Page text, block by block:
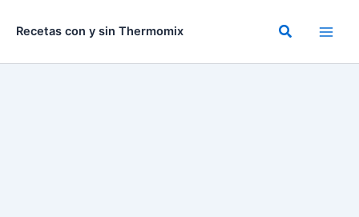
Recetas con y sin Thermomix Buscar